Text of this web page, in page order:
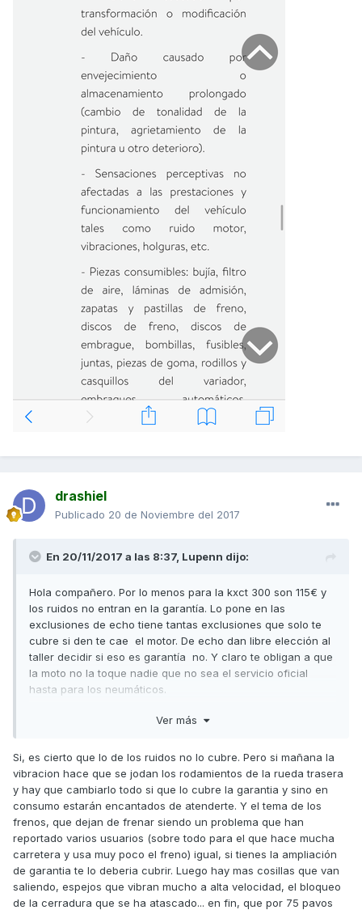
drashiel
Publicado 20 de Noviembre del 2017
En 20/11/2017 a las 8:37, Lupenn dijo:
Hola compañero. Por lo menos para la kxct 300 son 115€ y
los ruidos no entran en la garantía. Lo pone en las
exclusiones de echo tiene tantas exclusiones que solo te
cubre si den te cae el motor. De echo dan libre elección al
taller decidir si eso es garantía no. Y claro te obligan a que
la moto no la toque nadie que no sea el servicio oficial
hasta para los neumáticos.
Ver más
Si, es cierto que lo de los ruidos no lo cubre. Pero si mañana la
vibracion hace que se jodan los rodamientos de la rueda trasera
y hay que cambiarlo todo si que lo cubre la garantia y sino en
consumo estarán encantados de atenderte. Y el tema de los
frenos, que dejan de frenar siendo un problema que han
reportado varios usuarios (sobre todo para el que hace mucha
carretera y usa muy poco el freno) igual, si tienes la ampliación
de garantia te lo deberia cubrir. Luego hay mas cosillas que van
saliendo, espejos que vibran mucho a alta velocidad, el bloqueo
de la cerradura que se ha atascado... en fin, que por 75 pavos